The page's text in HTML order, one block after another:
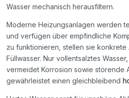
Wasser mechanisch herausfiltern.
Moderne Heizungsanlagen werden
und verfügen über empfindliche
zu funktionieren, stellen sie
Füllwasser. Nur vollentsalztes
vermeidet Korrosion sowie störende
gewährleistet einen gleichbleibend